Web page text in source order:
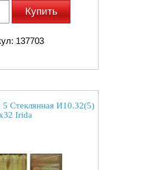
Купить
137703
Стеклянная И10.32(5)
Irida